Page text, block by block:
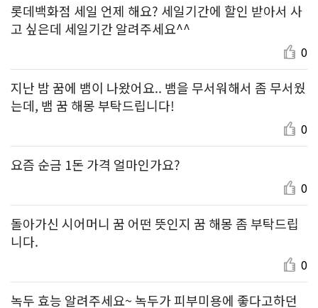
롯데백화점 세일 언제 해요? 세일기간에 할인 받아서 사
고 싶은데 세일기간 알려주세요^^
0
지난 밤 꿈에 뱀이 나왔어요.. 뱀을 무서워해서 좀 무서웠
는데, 뱀 꿈 해몽 부탁드립니다!
0
요즘 순금 1돈 가격 얼마인가요?
0
돌아가신 시어머니 꿈 어떤 뜻인지 꿈 해몽 좀 부탁드립
니다.
0
녹두 효능 알려주세요~ 녹두가 피부미용에 좋다고하던